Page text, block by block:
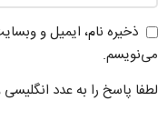
ذخیره نام، ایمیل و
می‌نویسم.
لطفا پاسخ را به عدد انگلیسی